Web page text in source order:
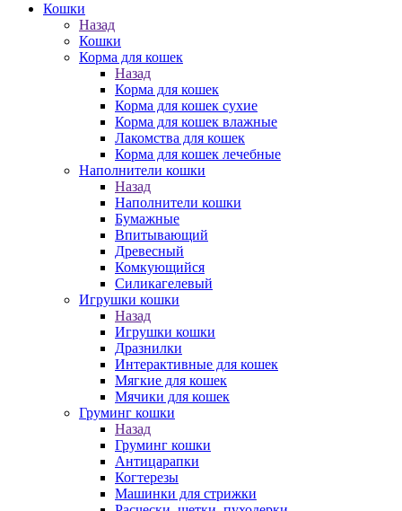
Кошки
Назад
Кошки
Корма для кошек
Назад
Корма для кошек
Корма для кошек сухие
Корма для кошек влажные
Лакомства для кошек
Корма для кошек лечебные
Наполнители кошки
Назад
Наполнители кошки
Бумажные
Впитывающий
Древесный
Комкующийся
Силикагелевый
Игрушки кошки
Назад
Игрушки кошки
Дразнилки
Интерактивные для кошек
Мягкие для кошек
Мячики для кошек
Груминг кошки
Назад
Груминг кошки
Антицарапки
Когтерезы
Машинки для стрижки